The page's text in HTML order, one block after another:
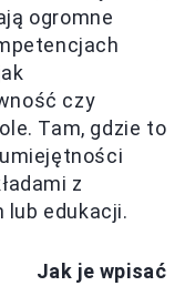
ogromne
czy
Tam, gdzie to
z
lub edukacji.
Jak je wpisać